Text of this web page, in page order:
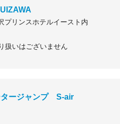
プリンスホテルイースト内
扱いはございません
ージャンプ S-air